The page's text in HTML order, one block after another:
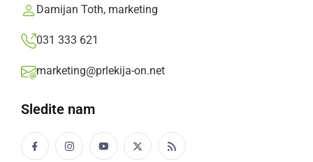
Damijan Toth, marketing
031 333 621
marketing@prlekija-on.net
Sledite nam